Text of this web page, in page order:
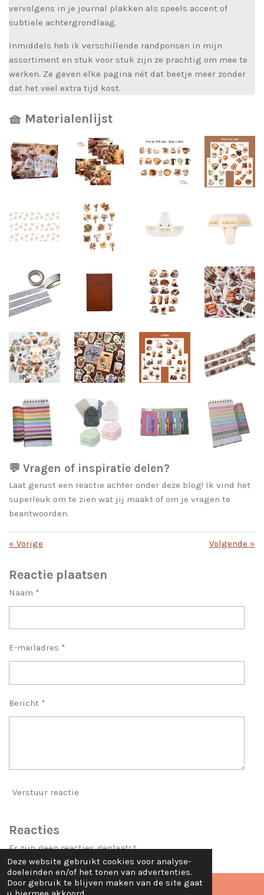
Deze website gebruikt cookies voor analyse-
doeleinden en/of het tonen van advertenties.
Door gebruik te blijven maken van de site gaat
vervolgens in je journal plakken als speels accent of
subtiele achtergrondlaag.
Inmiddels heb ik verschillende randponsen in mijn
assortiment en stuk voor stuk zijn ze prachtig om mee te
werken. Ze geven elke pagina nét dat beetje meer zonder
dat het veel extra tijd kost.
🧺 Materialenlijst
💬 Vragen of inspiratie delen?
Laat gerust een reactie achter onder deze blog! Ik vind het
superleuk om te zien wat jij maakt of om je vragen te
beantwoorden.
« Vorige Volgende »
Reactie plaatsen
Naam *
E-mailadres *
Bericht *
Verstuur reactie
Reacties
Er zijn geen reacties geplaatst.
TOP